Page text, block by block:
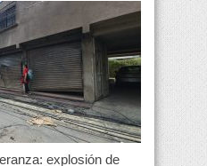
explosión de